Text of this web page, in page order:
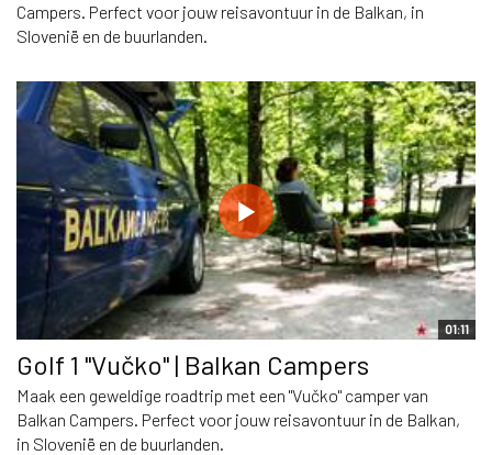
Campers. Perfect voor jouw reisavontuur in de Balkan, in
Slovenië en de buurlanden.
01:11
Golf 1 "Vučko" | Balkan Campers
Maak een geweldige roadtrip met een "Vučko" camper van
Balkan Campers. Perfect voor jouw reisavontuur in de Balkan,
in Slovenië en de buurlanden.